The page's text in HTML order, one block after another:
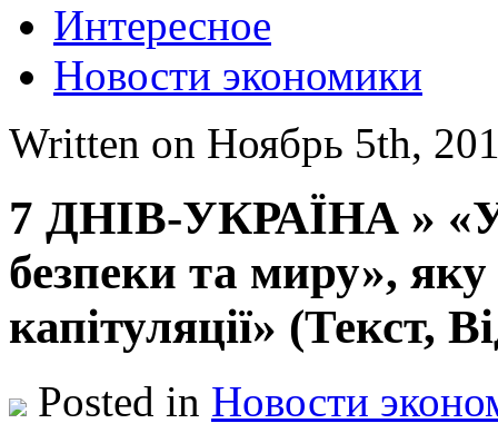
Интересное
Новости экономики
Written on Ноябрь 5th,
7 ДНІВ-УКРАЇНА »
безпеки та миру»,
капітуляції» (Текст,
Posted in Новости